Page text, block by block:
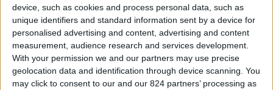
device, such as cookies and process personal data, such as
unique identifiers and standard information sent by a device for
personalised advertising and content, advertising and content
measurement, audience research and services development.
With your permission we and our partners may use precise
geolocation data and identification through device scanning. You
may click to consent to our and our 824 partners’ processing as
Αναψυχής στη Φλώρινα – Ένα
Σύγχρονο Παράδειγμα
Αστικής Αναβάθμισης